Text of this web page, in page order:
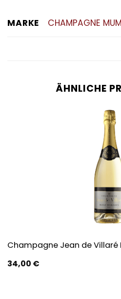
MARKE CHAMPAGNE
ÄHNLICHE
Champagne Jean de Villaré
34,00 €